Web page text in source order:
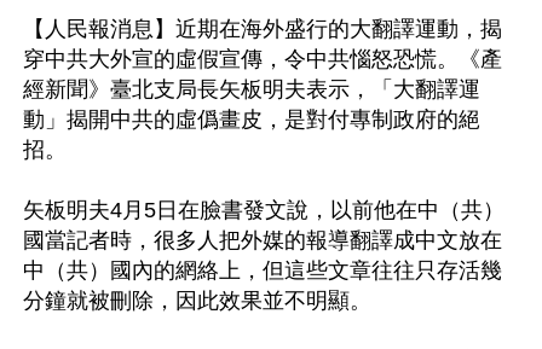
【人民報消息】近期在海外盛行的大翻譯運動，揭
穿中共大外宣的虛假宣傳，令中共惱怒恐慌。《產
經新聞》臺北支局長矢板明夫表示，「大翻譯運
動」揭開中共的虛僞畫皮，是對付專制政府的絕
招。
矢板明夫4月5日在臉書發文說，以前他在中（共）
國當記者時，很多人把外媒的報導翻譯成中文放在
中（共）國內的網絡上，但這些文章往往只存活幾
分鐘就被刪除，因此效果並不明顯。